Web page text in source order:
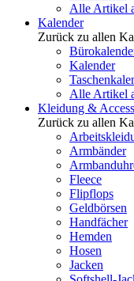
Alle Artikel
Kalender
Zurück zu allen
Kalender
Alle Artikel
Kleidung &
Zurück zu allen
Armbänder
Fleece
Flipflops
Geldbörsen
Handfächer
Hemden
Hosen
Jacken